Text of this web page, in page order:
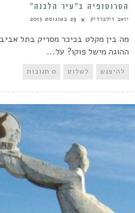
הטרוטופיה ב”עיר הלבנה”
יואב זילברדיק 29 באוגוסט 2013
מה בין מקלט בכיכר מסריק בתל
ההוגה מישל פוקו? על...
להיפגש לשלוט 0 תגובות